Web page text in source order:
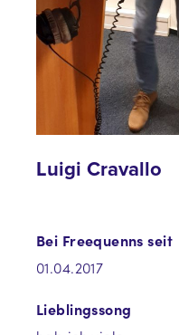
Luigi Cravallo
Bei Freequenns seit
01.04.2017
Lieblingssong